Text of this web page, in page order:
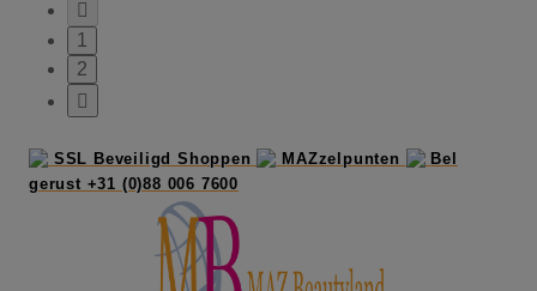

1
2

SSL Beveiligd Shoppen MAZzelpunten
Bel
gerust +31 (0)88 006 7600